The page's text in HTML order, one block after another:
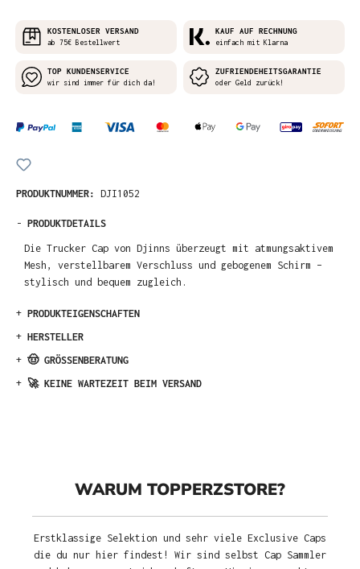
KOSTENLOSER VERSAND
ab 75€ Bestellwert
KAUF AUF RECHNUNG
einfach mit Klarna
TOP KUNDENSERVICE
wir sind immer für dich da!
ZUFRIENDEHEITSGARANTIE
oder Geld zurück!
PRODUKTNUMMER: DJI1052
- PRODUKTDETAILS
Die Trucker Cap von Djinns überzeugt mit atmungsaktivem
Mesh, verstellbarem Verschluss und gebogenem Schirm –
stylisch und bequem zugleich.
+ PRODUKTEIGENSCHAFTEN
+ HERSTELLER
+ 🤠 GRÖSSENBERATUNG
+ 🚀 KEINE WARTEZEIT BEIM VERSAND
WARUM TOPPERZSTORE?
Erstklassige Selektion und sehr viele Exclusive Caps
die du nur hier findest! Wir sind selbst Cap Sammler